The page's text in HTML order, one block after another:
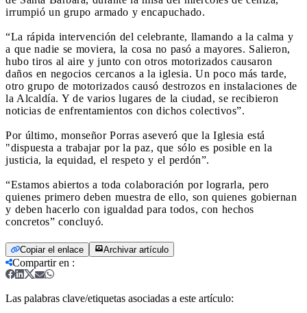
irrumpió un grupo armado y encapuchado.
“La rápida intervención del celebrante, llamando a la calma y
a que nadie se moviera, la cosa no pasó a mayores. Salieron,
hubo tiros al aire y junto con otros motorizados causaron
daños en negocios cercanos a la iglesia. Un poco más tarde,
otro grupo de motorizados causó destrozos en instalaciones de
la Alcaldía. Y de varios lugares de la ciudad, se recibieron
noticias de enfrentamientos con dichos colectivos”.
Por último, monseñor Porras aseveró que la Iglesia está
"dispuesta a trabajar por la paz, que sólo es posible en la
justicia, la equidad, el respeto y el perdón”.
“Estamos abiertos a toda colaboración por lograrla, pero
quienes primero deben muestra de ello, son quienes gobiernan
y deben hacerlo con igualdad para todos, con hechos
concretos” concluyó.
Copiar el enlace Archivar artículo
Compartir en :
Las palabras clave/etiquetas asociadas a este artículo: